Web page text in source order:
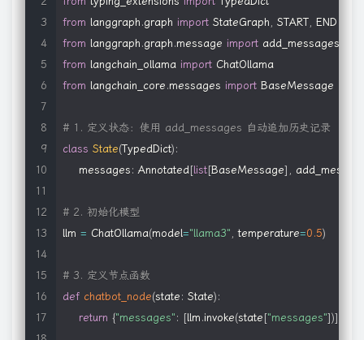
from langgraph .graph import StateGraph , START,
from langgraph .graph .message import
from langchain_ollama import
ChatOllama
from langchain_core .messages import BaseMessage
# 1. 定义状态：使用 add_messages 自动追加历史记录
class State(TypedDict) :
    messages
: Annotated[list[BaseMessage] ,
# 2. 初始化模型
llm = ChatOllama(model="llama3" , temperature=0.5)
# 3. 定义节点函数
def chatbot_node(state : State) :
return {"messages" : [llm .invoke(state ["messages"])]